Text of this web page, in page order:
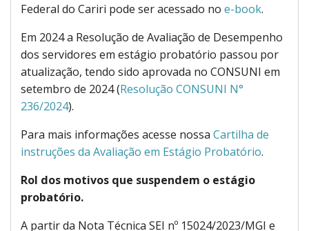
Federal do Cariri pode ser acessado no e-book.
Em 2024 a Resolução de Avaliação de Desempenho
dos servidores em estágio probatório passou por
atualização, tendo sido aprovada no CONSUNI em
setembro de 2024 (Resolução CONSUNI N°
236/2024).
Para mais informações acesse nossa Cartilha de
instruções da Avaliação em Estágio Probatório.
Rol dos motivos que suspendem o estágio
probatório.
A partir da Nota Técnica SEI nº 15024/2023/MGI e